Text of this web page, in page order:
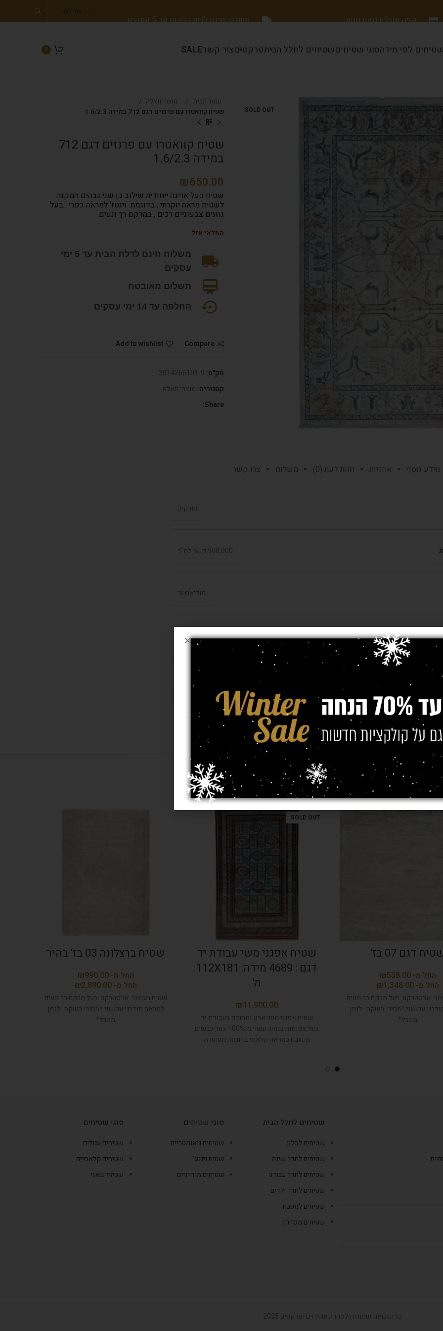
משלוח חינם לבית הלקוח עד 5 עסקים קניה אונליין מאובטחת
צור קשר
שטיחים לפי מידהסוגי שטיחיםשטיחים לחלל הביתפרקטיםצור קשרSALE
0
SOLD OUT
עמוד הבית
מוצרי וואלה
שטיח קוואטרו עם פרנזים דגם 712 במידה 1.6/2.3
שטיח קוואטרו עם פרנזים דגם 712
במידה 1.6/2.3
₪
שטיח בעל אריגה ייחודית שילוב בן שני גבהים המקנה
לשטיח מראה יוקרתי , בדוגמת וינטז' למראה כפרי .בעל
גוונים צבעוניים רכים , במרקם רך ונעים.
המלאי אזל
משלוח חינם לדלת הבית עד 5 ימי
עסקים
תשלום מאובטח
החלפה עד 14 ימי עסקים
Compare
Add to wishlist
מק"ט: 3014266101-9
קטגוריה: מוצרי וואלה
Share:
מידע נוסף אחריות חוות דעת (0) משלוח צרו קשר
טורקיה
900,000 קשר למ"ר
פוליאסטר
1.60/2.30
,
2.00/2.90
טורקיז, צבעוני
דגם 07 בז'
₪
₪
אבסטרקט בעל מרקם רך ונעים
עכשווי *מחירי השקה -לזמן
מוגבל*
SOLD OUT
שטיח אפגני משי עבודת יד
דגם : 4689 מידה: 112X181
מ'
₪
שטיח אפגני משי ארוג ומהודק בעבודת יד
בעל צפיפות גבוהה עשוי מ 100% צמר כבשים
משובח במראה קלאסי בדוגמה מעוטרת
שטיח ברצלונה 03 בז' בהיר
₪
₪
שטיח בעיצוב אבסטרקט בעל מרקם רך ונעים
למראה מודרני עכשווי *מחירי השקה -לזמן
מוגבל*
שטיחים לחלל הבית
שטיחים לסלון
שטיחים לחדר שינה
שטיחים לחדר עבודה
שטיחים לחדר ילדים
שטיחים למטבח
שטיחים מסדרון
סוגי שטיחים
שטיחים גיאומטריים
שטיח וינטג'
שטיחים מודרניים
סוגי שטיחים
שטיחים עגולים
שטיחים קלאסיים
שטיחי שאגי
כל הזכויות שמורות לסהרה שטיחים ופרקטים 2025